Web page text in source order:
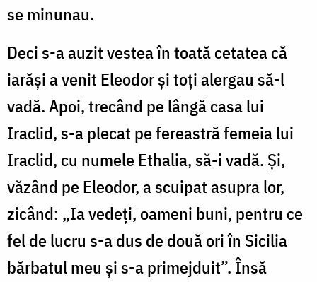
se minunau.
Deci s-a auzit vestea în toată cetatea că
iarăși a venit Eleodor și toți alergau să-l
vadă. Apoi, trecând pe lângă casa lui
Iraclid, s-a plecat pe fereastră femeia lui
Iraclid, cu numele Ethalia, să-i vadă. Și,
văzând pe Eleodor, a scuipat asupra lor,
zicând: „Ia vedeți, oameni buni, pentru ce
fel de lucru s-a dus de două ori în Sicilia
bărbatul meu și s-a primejduit”. Însă